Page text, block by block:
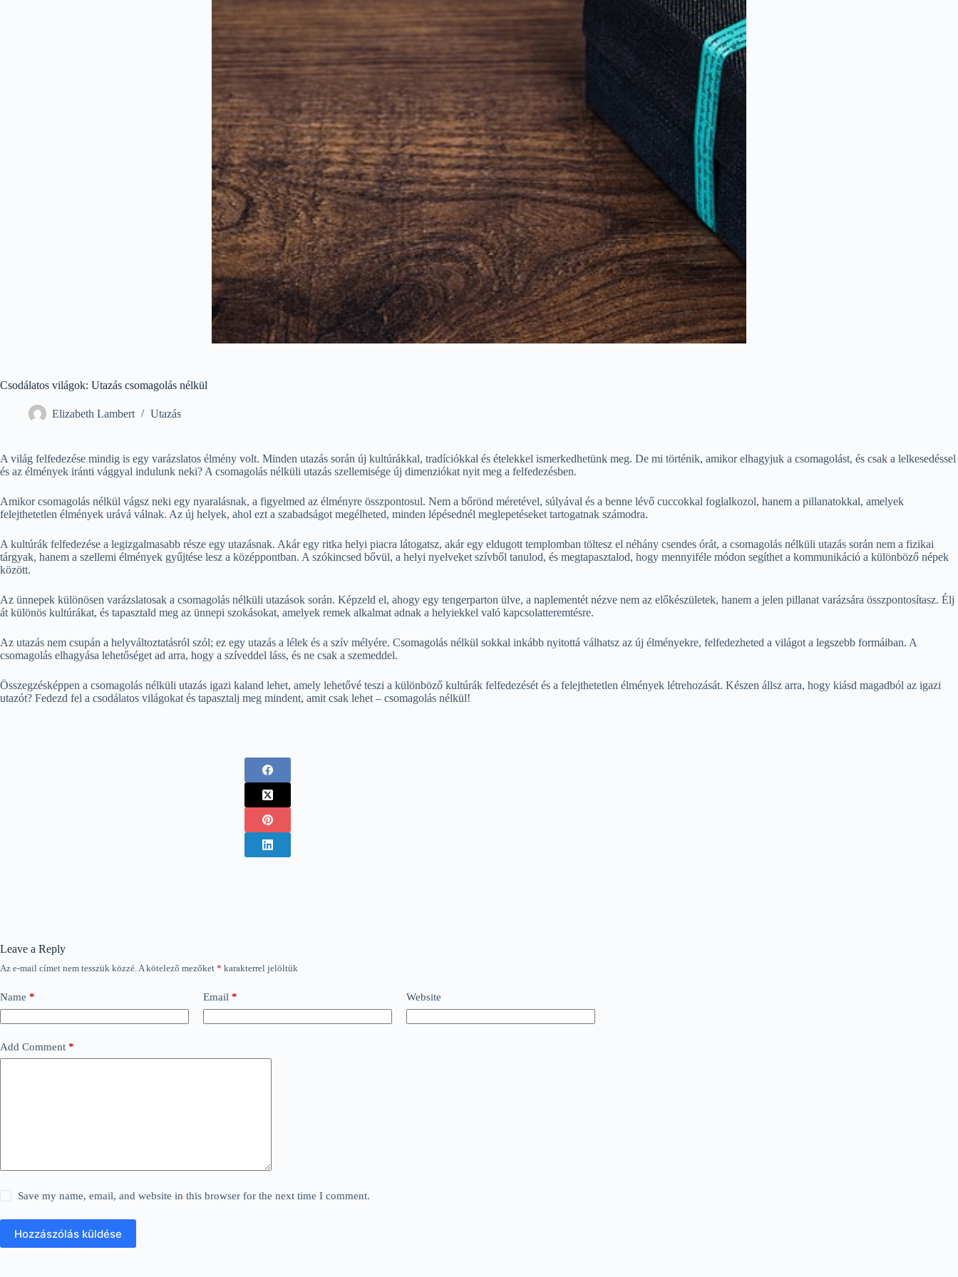
Csodálatos világok: Utazás csomagolás nélkül
Elizabeth Lambert Utazás
A világ felfedezése mindig is egy varázslatos élmény volt. Minden utazás során új kultúrákkal, tradíciókkal és ételekkel ismerkedhetünk meg. De mi történik, amikor elhagyjuk a csomagolást, és csak a lelkesedéssel
és az élmények iránti vággyal indulunk neki? A csomagolás nélküli utazás szellemisége új dimenziókat nyit meg a felfedezésben.
Amikor csomagolás nélkül vágsz neki egy nyaralásnak, a figyelmed az élményre összpontosul. Nem a bőrönd méretével, súlyával és a benne lévő cuccokkal foglalkozol, hanem a pillanatokkal, amelyek
felejthetetlen élmények urává válnak. Az új helyek, ahol ezt a szabadságot megélheted, minden lépésednél meglepetéseket tartogatnak számodra.
A kultúrák felfedezése a legizgalmasabb része egy utazásnak. Akár egy ritka helyi piacra látogatsz, akár egy eldugott templomban töltesz el néhány csendes órát, a csomagolás nélküli utazás során nem a fizikai
tárgyak, hanem a szellemi élmények gyűjtése lesz a középpontban. A szókincsed bővül, a helyi nyelveket szívből tanulod, és megtapasztalod, hogy mennyiféle módon segíthet a kommunikáció a különböző népek
között.
Az ünnepek különösen varázslatosak a csomagolás nélküli utazások során. Képzeld el, ahogy egy tengerparton ülve, a naplementét nézve nem az előkészületek, hanem a jelen pillanat varázsára összpontosítasz. Élj
át különös kultúrákat, és tapasztald meg az ünnepi szokásokat, amelyek remek alkalmat adnak a helyiekkel való kapcsolatteremtésre.
Az utazás nem csupán a helyváltoztatásról szól; ez egy utazás a lélek és a szív mélyére. Csomagolás nélkül sokkal inkább nyitottá válhatsz az új élményekre, felfedezheted a világot a legszebb formáiban. A
csomagolás elhagyása lehetőséget ad arra, hogy a szíveddel láss, és ne csak a szemeddel.
Összegzésképpen a csomagolás nélküli utazás igazi kaland lehet, amely lehetővé teszi a különböző kultúrák felfedezését és a felejthetetlen élmények létrehozását. Készen állsz arra, hogy kiásd magadból az igazi
utazót? Fedezd fel a csodálatos világokat és tapasztalj meg mindent, amit csak lehet – csomagolás nélkül!
Leave a Reply
Az e-mail címet nem tesszük közzé.A kötelező mezőket * karakterrel jelöltük
Name * Email * Website
Add Comment *
Save my name, email, and website in this browser for the next time I comment.
Hozzászólás küldése